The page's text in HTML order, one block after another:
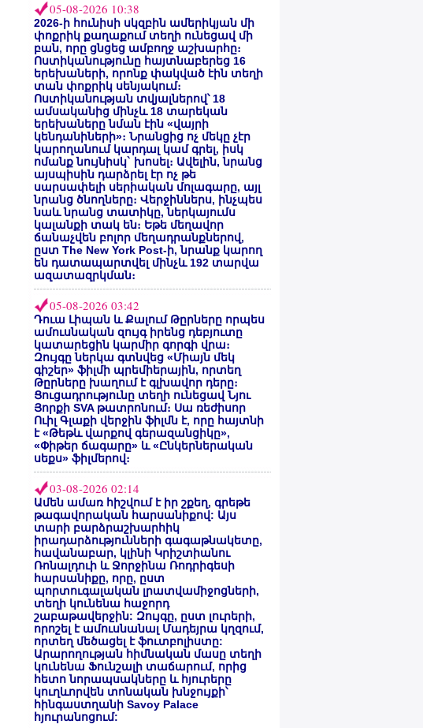
05-08-2026 10:38
2026-ի հունիսի սկզբին ամերիկյան մի
փոքրիկ քաղաքում տեղի ունեցավ մի
բան, որը ցնցեց ամբողջ աշխարհը։
Ոստիկանությունը հայտնաբերեց 16
երեխաների, որոնք փակված էին տեղի
տան փոքրիկ սենյակում։
Ոստիկանության տվյալներով՝ 18
ամսականից մինչև 18 տարեկան
երեխաները նման էին «վայրի
կենդանիների»։ Նրանցից ոչ մեկը չէր
կարողանում կարդալ կամ գրել, իսկ
ոմանք նույնիսկ` խոսել։ Ավելին, նրանց
այսպիսին դարձրել էր ոչ թե
սարսափելի սերիական մոլագարը, այլ
նրանց ծնողները։ Վերջիններս, ինչպես
նաև նրանց տատիկը, ներկայումս
կալանքի տակ են։ Եթե մեղավոր
ճանաչվեն բոլոր մեղադրանքներով,
ըստ The New York Post-ի, նրանք կարող
են դատապարտվել մինչև 192 տարվա
ազատազրկման։
05-08-2026 03:42
Դուա Լիպան և Քալում Թըրները որպես
ամուսնական զույգ իրենց դեբյուտը
կատարեցին կարմիր գորգի վրա։
Զույգը ներկա գտնվեց «Միայն մեկ
գիշեր» ֆիլմի պրեմիերային, որտեղ
Թըրները խաղում է գլխավոր դերը։
Ցուցադրությունը տեղի ունեցավ Նյու
Յորքի SVA թատրոնում։ Սա ռեժիսոր
Ուիլ Գլաքի վերջին ֆիլմն է, որը հայտնի
է «Թեթև վարքով գերազանցիկը»,
«Փիթեր ճագարը» և «Ընկերներական
սեքս» ֆիլմերով։
03-08-2026 02:14
Ամեն ամառ հիշվում է իր շքեղ, գրեթե
թագավորական հարսանիքով: Այս
տարի բարձրաշխարհիկ
իրադարձությունների գագաթնակետը,
հավանաբար, կլինի Կրիշտիանու
Ռոնալդուի և Ջորջինա Ռոդրիգեսի
հարսանիքը, որը, ըստ
պորտուգալական լրատվամիջոցների,
տեղի կունենա հաջորդ
շաբաթավերջին: Զույգը, ըստ լուրերի,
որոշել է ամուսնանալ Մադեյրա կղզում,
որտեղ մեծացել է ֆուտբոլիստը:
Արարողության հիմնական մասը տեղի
կունենա Ֆունշալի տաճարում, որից
հետո նորապսակները և հյուրերը
կուղևորվեն տոնական խնջույքի՝
հինգաստղանի Savoy Palace
հյուրանոցում: